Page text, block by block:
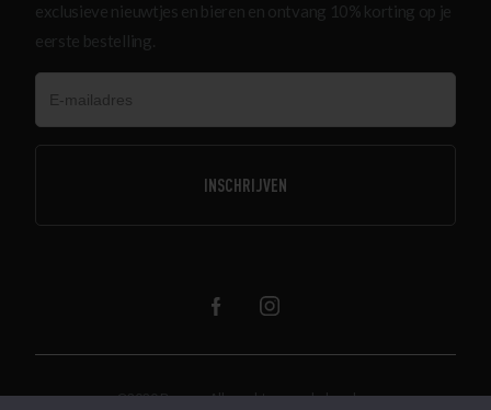
exclusieve nieuwtjes en bieren en ontvang 10% korting op je
eerste bestelling.
@2020 Beerze. Alle rechten voorbehouden.